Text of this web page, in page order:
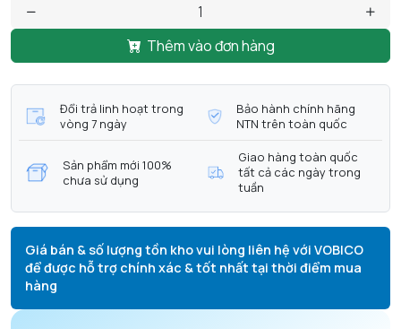
Thêm vào đơn hàng
Đổi trả linh hoạt trong
vòng 7 ngày
Bảo hành chính hãng
NTN trên toàn quốc
Sản phẩm mới 100%
chưa sử dụng
Giao hàng toàn quốc
tất cả các ngày trong
tuần
Giá bán & số lượng tồn kho vui lòng liên hệ với VOBICO
để được hỗ trợ chính xác & tốt nhất tại thời điểm mua
hàng